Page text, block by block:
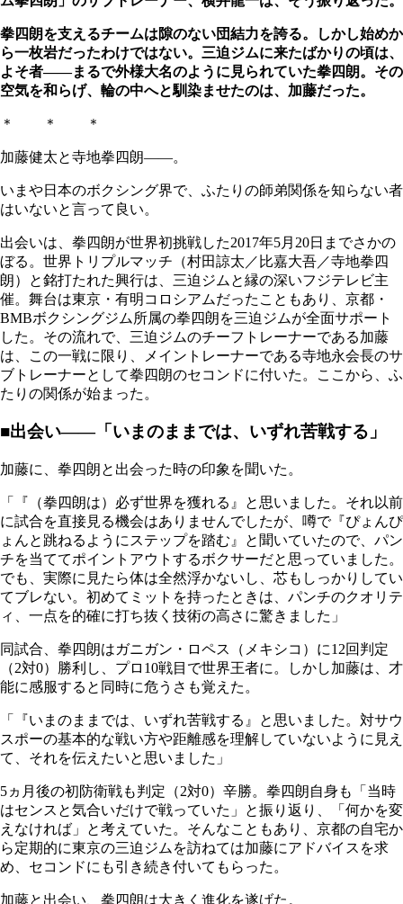
拳四朗を支えるチームは隙のない団結力を誇る。しかし始めか
ら一枚岩だったわけではない。三迫ジムに来たばかりの頃は、
よそ者――まるで外様大名のように見られていた拳四朗。その
空気を和らげ、輪の中へと馴染ませたのは、加藤だった。
＊ ＊ ＊
加藤健太と寺地拳四朗――。
いまや日本のボクシング界で、ふたりの師弟関係を知らない者
はいないと言って良い。
出会いは、拳四朗が世界初挑戦した2017年5月20日までさかの
ぼる。世界トリプルマッチ（村田諒太／比嘉大吾／寺地拳四
朗）と銘打たれた興行は、三迫ジムと縁の深いフジテレビ主
催。舞台は東京・有明コロシアムだったこともあり、京都・
BMBボクシングジム所属の拳四朗を三迫ジムが全面サポート
した。その流れで、三迫ジムのチーフトレーナーである加藤
は、この一戦に限り、メイントレーナーである寺地永会長のサ
ブトレーナーとして拳四朗のセコンドに付いた。ここから、ふ
たりの関係が始まった。
■出会い――「いまのままでは、いずれ苦戦する」
加藤に、拳四朗と出会った時の印象を聞いた。
「『（拳四朗は）必ず世界を獲れる』と思いました。それ以前
に試合を直接見る機会はありませんでしたが、噂で『ぴょんぴ
ょんと跳ねるようにステップを踏む』と聞いていたので、パン
チを当ててポイントアウトするボクサーだと思っていました。
でも、実際に見たら体は全然浮かないし、芯もしっかりしてい
てブレない。初めてミットを持ったときは、パンチのクオリテ
ィ、一点を的確に打ち抜く技術の高さに驚きました」
同試合、拳四朗はガニガン・ロペス（メキシコ）に12回判定
（2対0）勝利し、プロ10戦目で世界王者に。しかし加藤は、才
能に感服すると同時に危うさも覚えた。
「『いまのままでは、いずれ苦戦する』と思いました。対サウ
スポーの基本的な戦い方や距離感を理解していないように見え
て、それを伝えたいと思いました」
5ヵ月後の初防衛戦も判定（2対0）辛勝。拳四朗自身も「当時
はセンスと気合いだけで戦っていた」と振り返り、「何かを変
えなければ」と考えていた。そんなこともあり、京都の自宅か
ら定期的に東京の三迫ジムを訪ねては加藤にアドバイスを求
め、セコンドにも引き続き付いてもらった。
加藤と出会い、拳四朗は大きく進化を遂げた。